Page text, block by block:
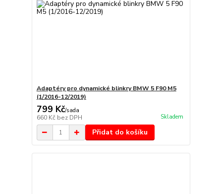
Adaptéry pro dynamické blinkry BMW 5 F90 M5
(1/2016-12/2019)
799 Kč/sada
660 Kč bez DPH Skladem
Přidat do košíku